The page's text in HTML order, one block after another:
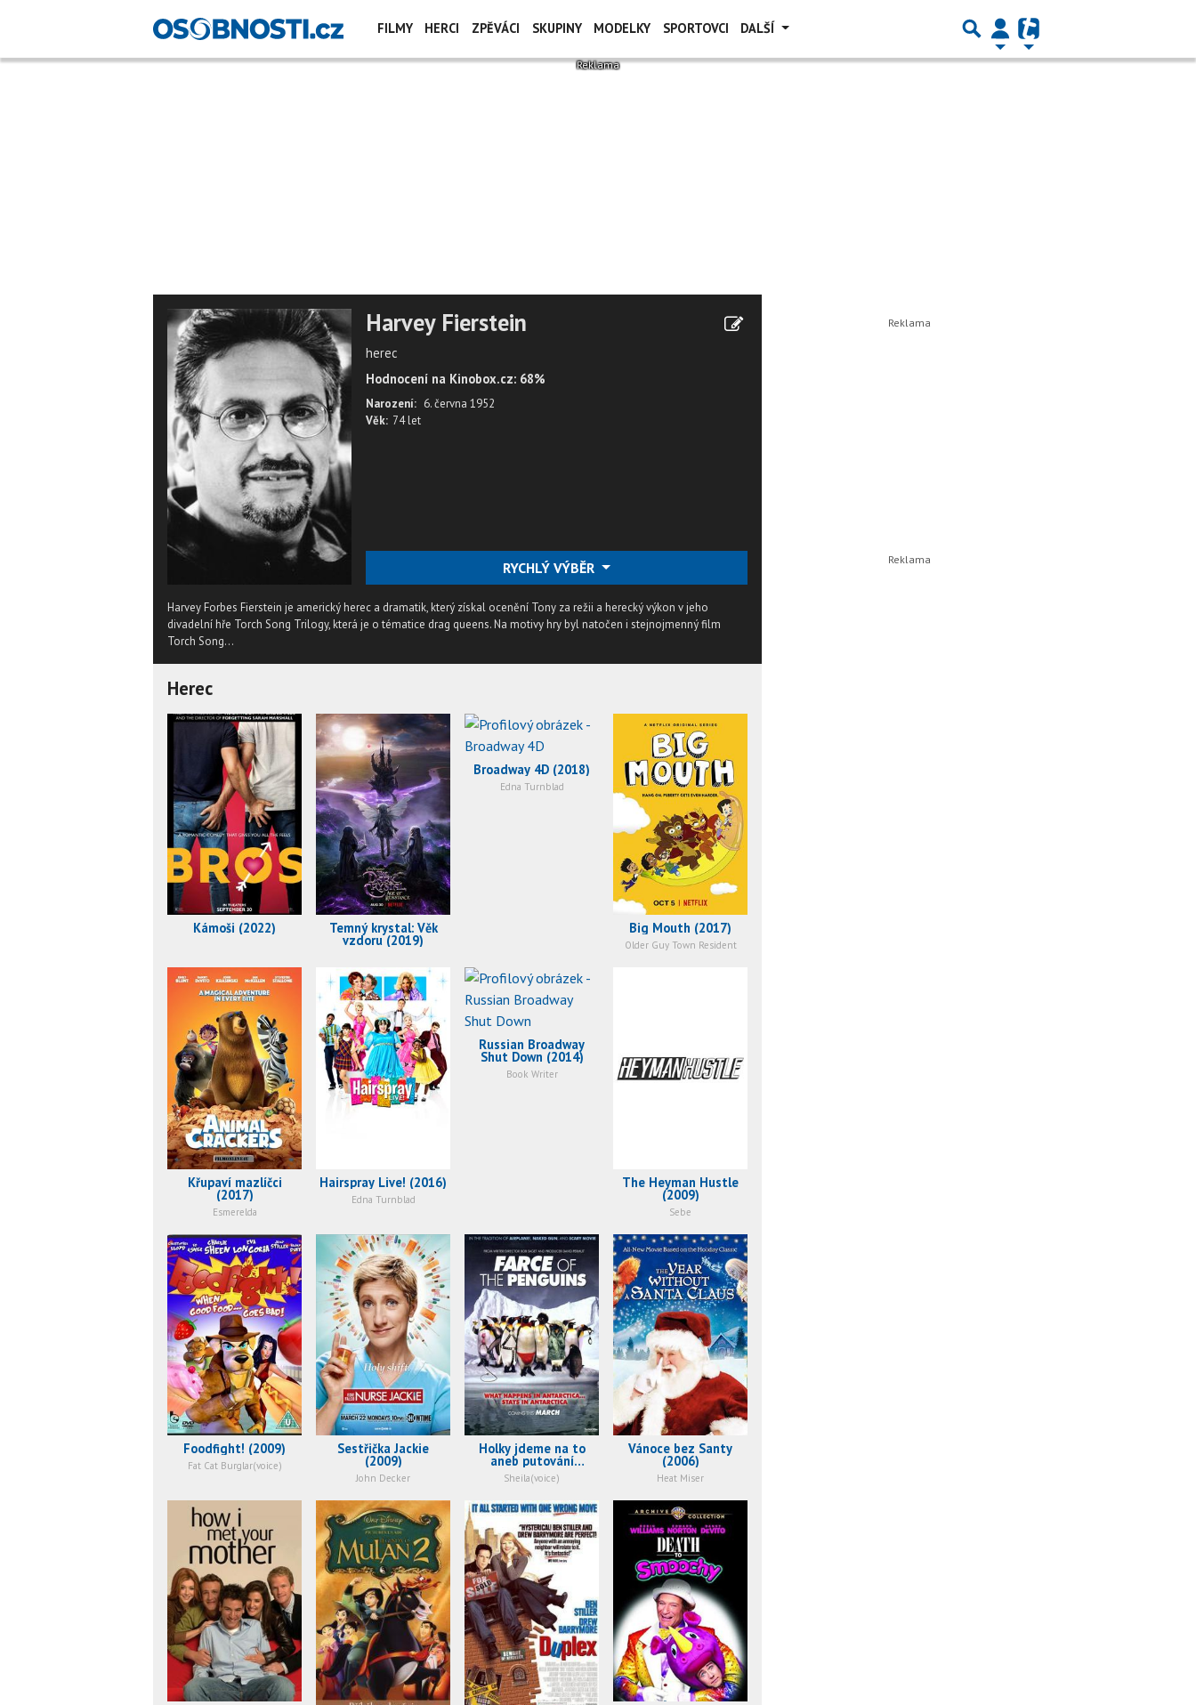
FILMY HERCI ZPĚVÁCI SKUPINY MODELKY SPORTOVCI DALŠÍ
Harvey Fierstein
herec
Hodnocení na Kinobox.cz: 68%
Narození: 6. června 1952
Věk: 74 let
RYCHLÝ VÝBĚR
Harvey Forbes Fierstein je americký herec a dramatik, který získal ocenění Tony za režii a herecký výkon v jeho
divadelní hře Torch Song Trilogy, která je o tématice drag queens. Na motivy hry byl natočen i stejnojmenný film
Torch Song...
Herec
Kámoši (2022) Temný krystal: Věk
vzdoru (2019)
Broadway 4D (2018)
Edna Turnblad
Big Mouth (2017)
Older Guy Town Resident
Křupaví mazlíčci
(2017)
Esmerelda
Hairspray Live! (2016)
Edna Turnblad
Russian Broadway
Shut Down (2014)
Book Writer
The Heyman Hustle
(2009)
Sebe
Foodfight! (2009)
Fat Cat Burglar(voice)
Sestřička Jackie
(2009)
John Decker
Holky jdeme na to
aneb putování
tučňáků (2006)
Sheila(voice)
Vánoce bez Santy
(2006)
Heat Miser